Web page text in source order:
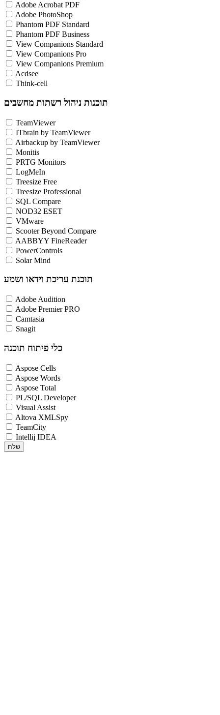
Adobe Acrobat PDF
Adobe PhotoShop
Phantom PDF Standard
Phantom PDF Business
View Companions Standard
View Companions Pro
View Companions Premium
Acdsee
Think-cell
תוכנות ניהול רשתות מחשבים
TeamViewer
ITbrain by TeamViewer
Airbackup by TeamViewer
Monitis
PRTG Monitors
LogMeIn
Treesize Free
Treesize Professional
SQL Compare
NOD32 ESET
VMware
Scooter Beyond Compare
AABBYY FineReader
PowerControls
Solar Mind
תוכנת עריכת וידאו ושמע
Adobe Audition
Adobe Premier PRO
Camtasia
Snagit
כלי פיתוח תוכנה
Aspose Cells
Aspose Words
Aspose Total
PL/SQL Developer
Visual Assist
Altova XMLSpy
TeamCity
Intellij IDEA